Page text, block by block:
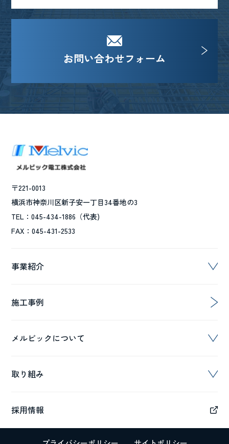
お問い合わせフォーム
〒221-0013
横浜市神奈川区新子安一丁目34番地の3
TEL：045-434-1886（代表)
FAX：045-431-2533
事業紹介
施工事例
メルビックについて
取り組み
採用情報